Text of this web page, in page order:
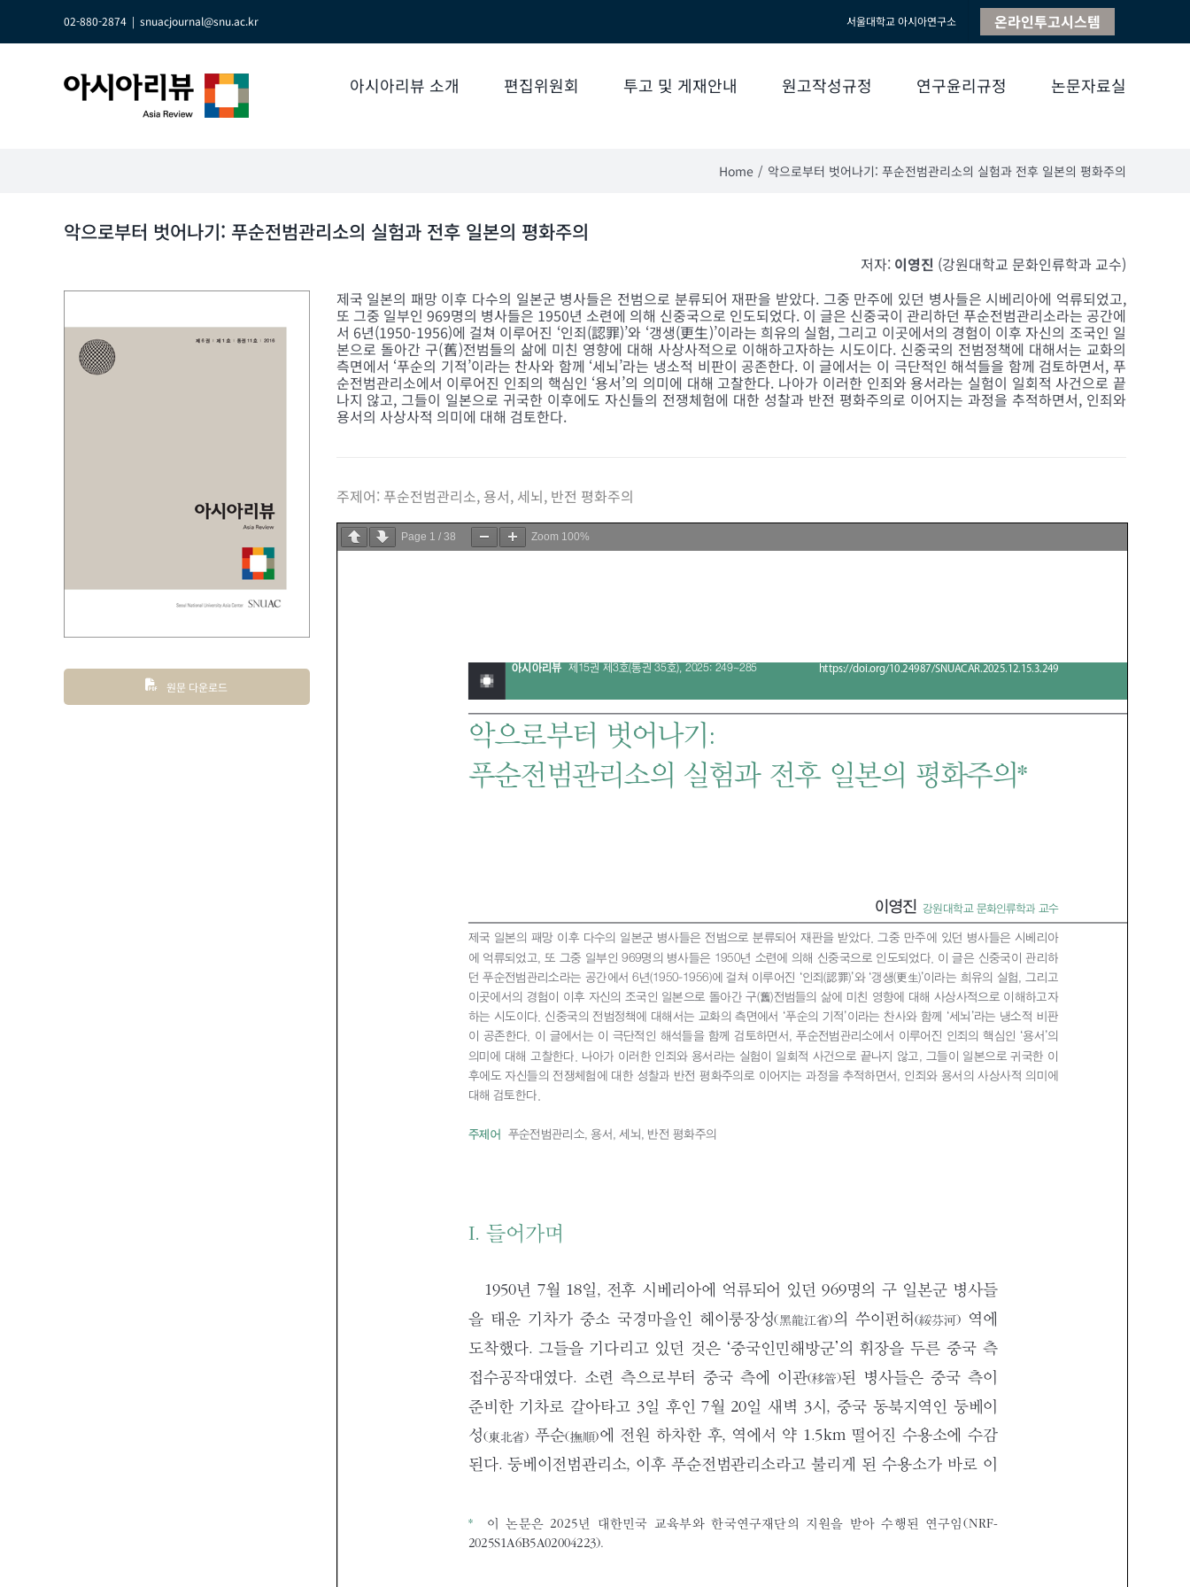
content
02-880-2874 | snuacjournal@snu.ac.kr 서울대학교 아시아연구소 온라인투고시스템
아시아리뷰 소개 편집위원회 투고 및 게재안내 원고작성규정 연구윤리규정 논문자료실
Home 악으로부터 벗어나기: 푸순전범관리소의 실험과 전후 일본의 평화주의
악으로부터 벗어나기: 푸순전범관리소의 실험과 전후 일본의 평화주의
저자: 이영진 (강원대학교 문화인류학과 교수)
원문 다운로드
제국 일본의 패망 이후 다수의 일본군 병사들은 전범으로 분류되어 재판을 받았다. 그중 만주에 있던 병사들은 시베리아에 억류되었고,
또 그중 일부인 969명의 병사들은 1950년 소련에 의해 신중국으로 인도되었다. 이 글은 신중국이 관리하던 푸순전범관리소라는 공간에
서 6년(1950-1956)에 걸쳐 이루어진 ‘인죄(認罪)’와 ‘갱생(更生)’이라는 희유의 실험, 그리고 이곳에서의 경험이 이후 자신의 조국인 일
본으로 돌아간 구(舊)전범들의 삶에 미친 영향에 대해 사상사적으로 이해하고자하는 시도이다. 신중국의 전범정책에 대해서는 교화의
측면에서 ‘푸순의 기적’이라는 찬사와 함께 ‘세뇌’라는 냉소적 비판이 공존한다. 이 글에서는 이 극단적인 해석들을 함께 검토하면서, 푸
순전범관리소에서 이루어진 인죄의 핵심인 ‘용서’의 의미에 대해 고찰한다. 나아가 이러한 인죄와 용서라는 실험이 일회적 사건으로 끝
나지 않고, 그들이 일본으로 귀국한 이후에도 자신들의 전쟁체험에 대한 성찰과 반전 평화주의로 이어지는 과정을 추적하면서, 인죄와
용서의 사상사적 의미에 대해 검토한다.
주제어:푸순전범관리소, 용서, 세뇌, 반전 평화주의
Page 1 / 38 Zoom 100%